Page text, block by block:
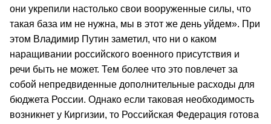
они укрепили настолько свои вооруженные силы, что
такая база им не нужна, мы в этот же день уйдем». При
этом Владимир Путин заметил, что ни о каком
наращивании российского военного присутствия и
речи быть не может. Тем более что это повлечет за
собой непредвиденные дополнительные расходы для
бюджета России. Однако если таковая необходимость
возникнет у Киргизии, то Российская Федерация готова